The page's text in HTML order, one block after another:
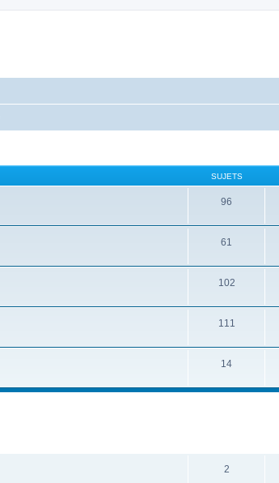
SUJETS
96
61
102
111
14
2